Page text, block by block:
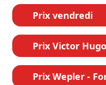
Prix vendredi
Prix Victor Hugo
Prix Wepler -